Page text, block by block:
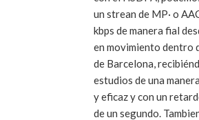
un strean de MP· o
kbps de manera fial
en movimiento dentro
de Barcelona,
estudios de una
y eficaz y con un
de un segundo. Tambien hemos